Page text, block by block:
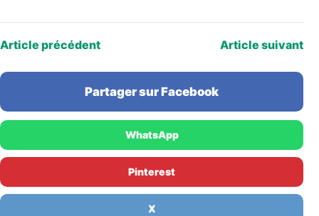
Article précédent Article suivant
Partager sur Facebook
WhatsApp
Pinterest
X